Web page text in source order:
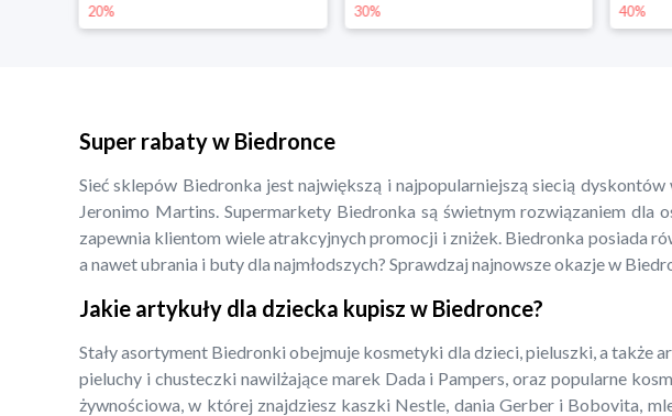
20% 30% 40%
Super rabaty w Biedronce
Sieć sklepów Biedronka jest największą i najpopularniejszą siecią
Jeronimo Martins. Supermarkety Biedronka są świetnym rozwiązaniem
zapewnia klientom wiele atrakcyjnych promocji i zniżek. Biedronka posiada
a nawet ubrania i buty dla najmłodszych? Sprawdzaj najnowsze okazje w
Jakie artykuły dla dziecka kupisz w Biedronce?
Stały asortyment Biedronki obejmuje kosmetyki dla dzieci, pieluszki, a także
pieluchy i chusteczki nawilżające marek Dada i Pampers, oraz popularne
żywnościowa, w której znajdziesz kaszki Nestle, dania Gerber i Bobovita,